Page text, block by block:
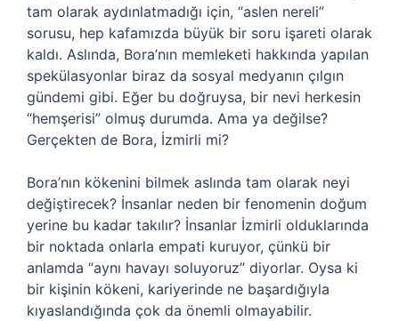
tam olarak aydınlatmadığı için, “aslen nereli”
sorusu, hep kafamızda büyük bir soru işareti olarak
kaldı. Aslında, Bora’nın memleketi hakkında yapılan
spekülasyonlar biraz da sosyal medyanın çılgın
gündemi gibi. Eğer bu doğruysa, bir nevi herkesin
“hemşerisi” olmuş durumda. Ama ya değilse?
Gerçekten de Bora, İzmirli mi?
Bora’nın kökenini bilmek aslında tam olarak neyi
değiştirecek? İnsanlar neden bir fenomenin doğum
yerine bu kadar takılır? İnsanlar İzmirli olduklarında
bir noktada onlarla empati kuruyor, çünkü bir
anlamda “aynı havayı soluyoruz” diyorlar. Oysa ki
bir kişinin kökeni, kariyerinde ne başardığıyla
kıyaslandığında çok da önemli olmayabilir.